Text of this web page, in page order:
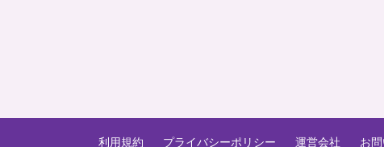
利用規約 プライバシーポリシー 運営会社 お